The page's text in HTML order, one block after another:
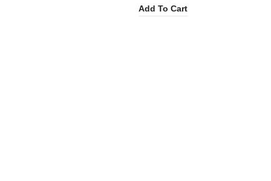
Add To Cart